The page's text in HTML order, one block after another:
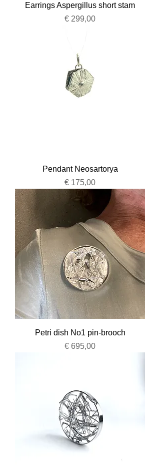
Earrings Aspergillus short stam
Prijs
€ 299,00
Pendant Neosartorya
Prijs
€ 175,00
Petri dish No1 pin-brooch
Prijs
€ 695,00